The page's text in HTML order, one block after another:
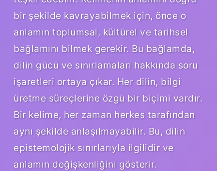
bir şekilde kavrayabilmek için, önce o
anlamın toplumsal, kültürel ve tarihsel
bağlamını bilmek gerekir. Bu bağlamda,
dilin gücü ve sınırlamaları hakkında soru
işaretleri ortaya çıkar. Her dilin, bilgi
üretme süreçlerine özgü bir biçimi vardır.
Bir kelime, her zaman herkes tarafından
aynı şekilde anlaşılmayabilir. Bu, dilin
epistemolojik sınırlarıyla ilgilidir ve
anlamın değişkenliğini gösterir.